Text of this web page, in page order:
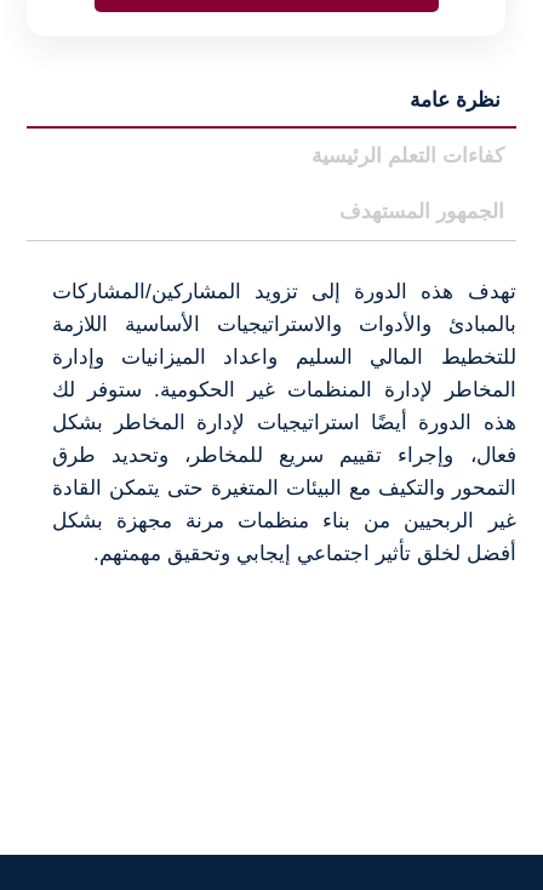
نظرة عامة
كفاءات التعلم الرئيسية
الجمهور المستهدف
تهدف هذه الدورة إلى تزويد المشاركين/المشاركات
بالمبادئ والأدوات والاستراتيجيات الأساسية اللازمة
للتخطيط المالي السليم واعداد الميزانيات وإدارة
المخاطر لإدارة المنظمات غير الحكومية. ستوفر لك
هذه الدورة أيضًا استراتيجيات لإدارة المخاطر بشكل
فعال، وإجراء تقييم سريع للمخاطر، وتحديد طرق
التمحور والتكيف مع البيئات المتغيرة حتى يتمكن القادة
غير الربحيين من بناء منظمات مرنة مجهزة بشكل
أفضل لخلق تأثير اجتماعي إيجابي وتحقيق مهمتهم.